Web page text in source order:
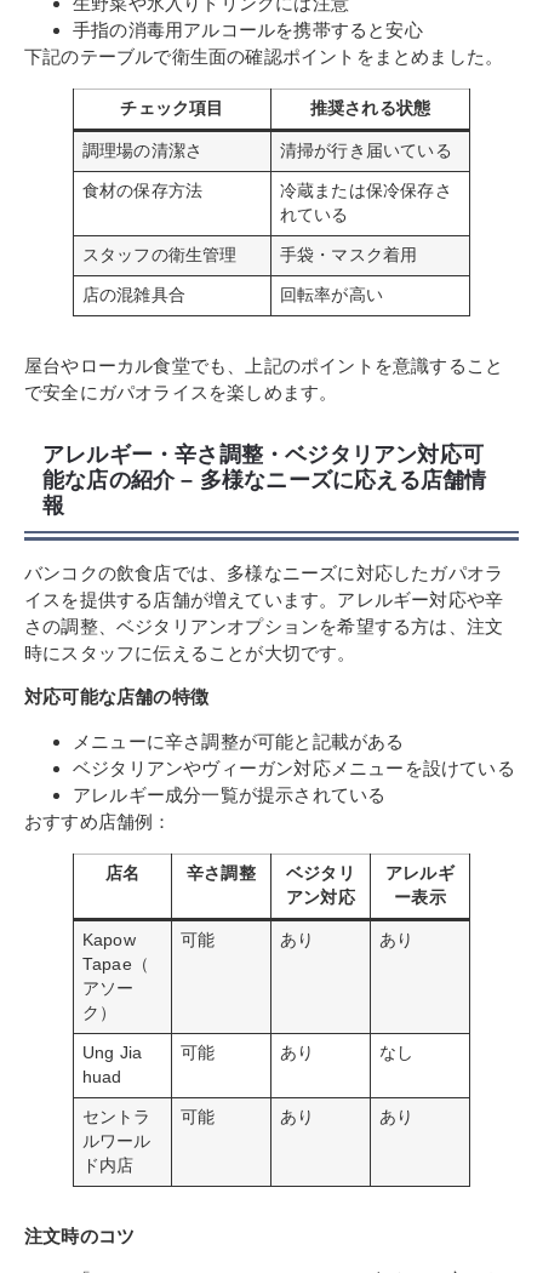
手指の消毒用アルコールを携帯すると安心
下記のテーブルで衛生面の確認ポイントをまとめました。
チェック項目 推奨される状態
調理場の清潔さ 清掃が行き届いている
食材の保存方法
冷蔵または保冷保存さ
れている
スタッフの衛生管理 手袋・マスク着用
店の混雑具合 回転率が高い
屋台やローカル食堂でも、上記のポイントを意識すること
で安全にガパオライスを楽しめます。
アレルギー・辛さ調整・ベジタリアン対応可
能な店の紹介 – 多様なニーズに応える店舗情
報
バンコクの飲食店では、多様なニーズに対応したガパオラ
イスを提供する店舗が増えています。アレルギー対応や辛
さの調整、ベジタリアンオプションを希望する方は、注文
時にスタッフに伝えることが大切です。
対応可能な店舗の特徴
メニューに辛さ調整が可能と記載がある
ベジタリアンやヴィーガン対応メニューを設けている
アレルギー成分一覧が提示されている
おすすめ店舗例：
店名 辛さ調整
ベジタリ
アン対応
アレルギ
ー表示
Kapow
Tapae（
アソー
ク）
可能 あり あり
Ung Jia
huad
可能 あり なし
セントラ
ルワール
ド内店
可能 あり あり
注文時のコツ